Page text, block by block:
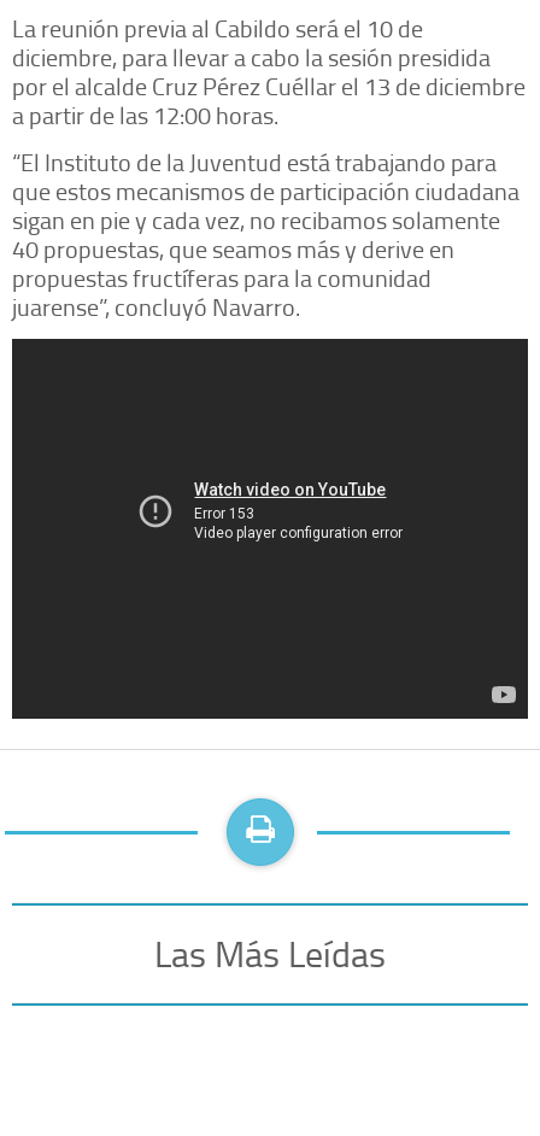
La reunión previa al Cabildo será el 10 de
diciembre, para llevar a cabo la sesión presidida
por el alcalde Cruz Pérez Cuéllar el 13 de diciembre
a partir de las 12:00 horas.
“El Instituto de la Juventud está trabajando para
que estos mecanismos de participación ciudadana
sigan en pie y cada vez, no recibamos solamente
40 propuestas, que seamos más y derive en
propuestas fructíferas para la comunidad
juarense”, concluyó Navarro.
Las Más Leídas